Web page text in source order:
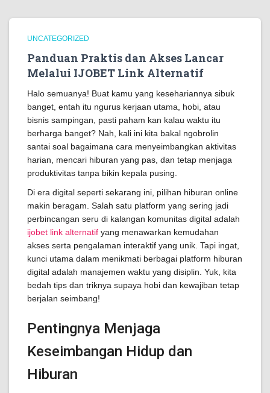
UNCATEGORIZED
Panduan Praktis dan Akses Lancar
Melalui IJOBET Link Alternatif
Halo semuanya! Buat kamu yang kesehariannya sibuk
banget, entah itu ngurus kerjaan utama, hobi, atau
bisnis sampingan, pasti paham kan kalau waktu itu
berharga banget? Nah, kali ini kita bakal ngobrolin
santai soal bagaimana cara menyeimbangkan aktivitas
harian, mencari hiburan yang pas, dan tetap menjaga
produktivitas tanpa bikin kepala pusing.
Di era digital seperti sekarang ini, pilihan hiburan online
makin beragam. Salah satu platform yang sering jadi
perbincangan seru di kalangan komunitas digital adalah
ijobet link alternatif yang menawarkan kemudahan
akses serta pengalaman interaktif yang unik. Tapi ingat,
kunci utama dalam menikmati berbagai platform hiburan
digital adalah manajemen waktu yang disiplin. Yuk, kita
bedah tips dan triknya supaya hobi dan kewajiban tetap
berjalan seimbang!
Pentingnya Menjaga
Keseimbangan Hidup dan
Hiburan